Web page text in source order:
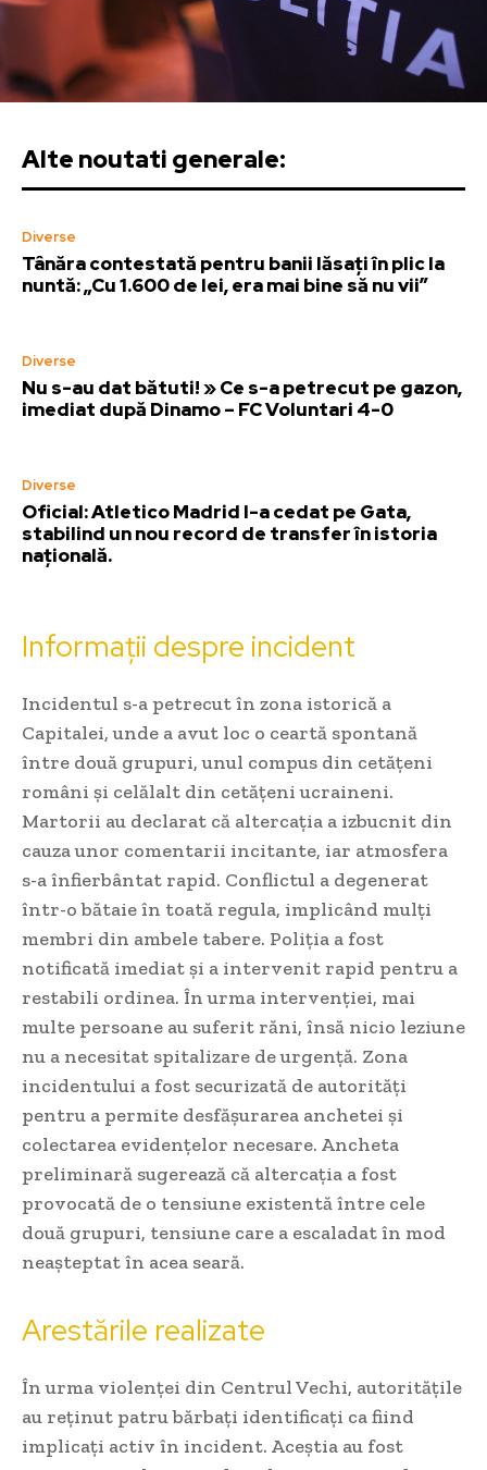
Alte noutati generale:
Diverse
Tânăra contestată pentru banii lăsați în plic la
nuntă: „Cu 1.600 de lei, era mai bine să nu vii”
Diverse
Nu s-au dat bătuti! » Ce s-a petrecut pe gazon,
imediat după Dinamo – FC Voluntari 4-0
Diverse
Oficial: Atletico Madrid l-a cedat pe Gata,
stabilind un nou record de transfer în istoria
națională.
Informații despre incident
Incidentul s-a petrecut în zona istorică a
Capitalei, unde a avut loc o ceartă spontană
între două grupuri, unul compus din cetățeni
români și celălalt din cetățeni ucraineni.
Martorii au declarat că altercația a izbucnit din
cauza unor comentarii incitante, iar atmosfera
s-a înfierbântat rapid. Conflictul a degenerat
într-o bătaie în toată regula, implicând mulți
membri din ambele tabere. Poliția a fost
notificată imediat și a intervenit rapid pentru a
restabili ordinea. În urma intervenției, mai
multe persoane au suferit răni, însă nicio leziune
nu a necesitat spitalizare de urgență. Zona
incidentului a fost securizată de autorități
pentru a permite desfășurarea anchetei și
colectarea evidențelor necesare. Ancheta
preliminară sugerează că altercația a fost
provocată de o tensiune existentă între cele
două grupuri, tensiune care a escaladat în mod
neașteptat în acea seară.
Arestările realizate
În urma violenței din Centrul Vechi, autoritățile
au reținut patru bărbați identificați ca fiind
implicați activ în incident. Aceștia au fost